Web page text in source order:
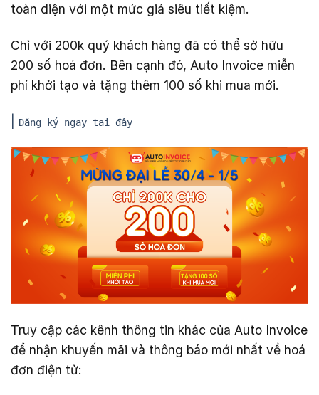
toàn diện với một mức giá siêu tiết kiệm.
Chỉ với 200k quý khách hàng đã có thể sở hữu
200 số hoá đơn. Bên cạnh đó, Auto Invoice miễn
phí khởi tạo và tặng thêm 100 số khi mua mới.
Đăng ký ngay tại đây
Truy cập các kênh thông tin khác của Auto Invoice
để nhận khuyến mãi và thông báo mới nhất về hoá
đơn điện tử: